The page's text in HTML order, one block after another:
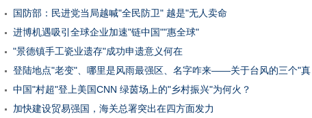
国防部：民进党当局越喊"全民防卫" 越是"无人卖命
进博机遇吸引全球企业加速"链中国""惠全球"
"景德镇手工瓷业遗存"成功申遗意义何在
登陆地点"老变"、哪里是风雨最强区、名字咋来——关于台风的三个"真
中国"村超"登上美国CNN 绿茵场上的"乡村振兴"为何火？
加快建设贸易强国，海关总署突出在四方面发力